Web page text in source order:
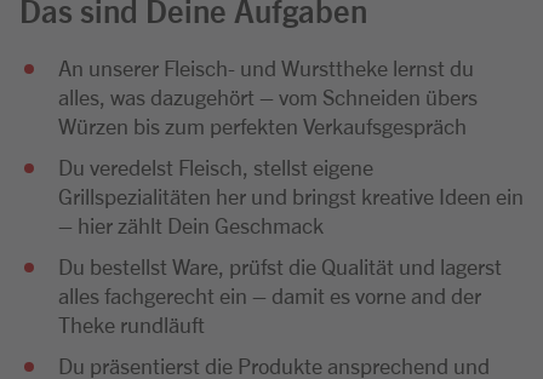
Das sind Deine Aufgaben
An unserer Fleisch- und Wursttheke lernst du
alles, was dazugehört – vom Schneiden übers
Würzen bis zum perfekten Verkaufsgespräch
Du veredelst Fleisch, stellst eigene
Grillspezialitäten her und bringst kreative Ideen ein
– hier zählt Dein Geschmack
Du bestellst Ware, prüfst die Qualität und lagerst
alles fachgerecht ein – damit es vorne and der
Theke rundläuft
Du präsentierst die Produkte ansprechend und